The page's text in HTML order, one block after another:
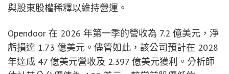
與股東股權稀釋以維持營運。
Opendoor 在 2026 年第一季的營收為 7.2 億美元，淨
虧損達 1.73 億美元。儘管如此，該公司預計在 2028
年達成 47 億美元營收及 2.397 億美元獲利。分析師